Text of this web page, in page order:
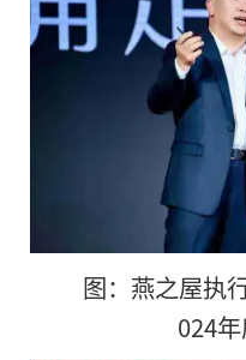
图：燕之屋执
024